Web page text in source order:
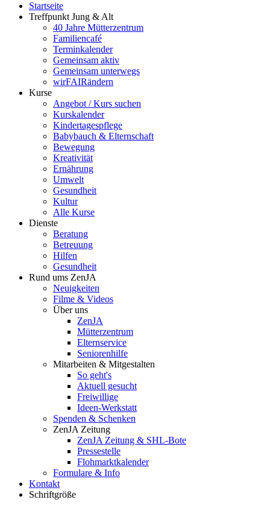
Startseite
Treffpunkt Jung & Alt
40 Jahre Mütterzentrum
Familiencafé
Terminkalender
Gemeinsam aktiv
Gemeinsam unterwegs
wirFAIRändern
Kurse
Angebot / Kurs suchen
Kurskalender
Kindertagespflege
Babybauch & Elternschaft
Bewegung
Kreativität
Ernährung
Umwelt
Gesundheit
Kultur
Alle Kurse
Dienste
Beratung
Betreuung
Hilfen
Gesundheit
Rund ums ZenJA
Neuigkeiten
Filme & Videos
Über uns
ZenJA
Mütterzentrum
Elternservice
Seniorenhilfe
Mitarbeiten & Mitgestalten
So geht's
Aktuell gesucht
Freiwillige
Ideen-Werkstatt
Spenden & Schenken
ZenJA Zeitung
ZenJA Zeitung & SHL-Bote
Pressestelle
Flohmarktkalender
Formulare & Info
Kontakt
Schriftgröße